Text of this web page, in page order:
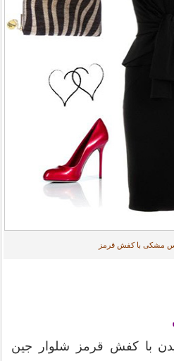
مشکی با کفش قرمز
با کفش قرمز شلوار جین